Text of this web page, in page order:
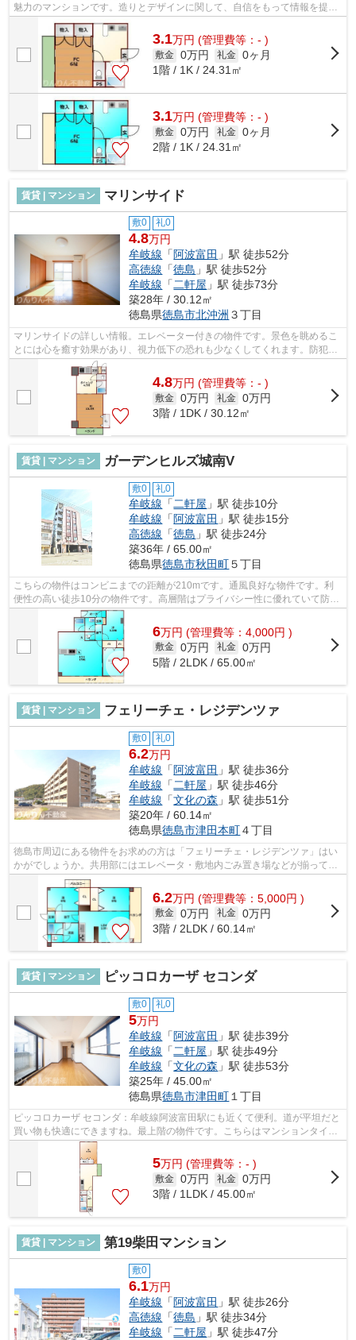
魅力のマンションです。造りとデザインに関して、自信をもって情報を提供
できるマンションです。敷地内ごみ置...
3.1万円 (管理費等：- )
敷金 0万円 礼金 0ヶ月
1階 / 1K / 24.31㎡
3.1万円 (管理費等：- )
敷金 0万円 礼金 0ヶ月
2階 / 1K / 24.31㎡
賃貸 | マンション マリンサイド
敷0 礼0
4.8万円
牟岐線 「 阿波富田 」駅 徒歩52分
高徳線 「徳島 」駅 徒歩52分
牟岐線 「二軒屋 」駅 徒歩73分
築28年 / 30.12㎡
徳島県徳島市北沖洲 ３丁目
マリンサイドの詳しい情報。エレベーター付きの物件です。景色を眺めるこ
とには心を癒す効果があり、視力低下の恐れも少なくしてくれます。防犯対
策もバッチリなマンションタイプの物...
4.8万円 (管理費等：- )
敷金 0万円 礼金 0万円
3階 / 1DK / 30.12㎡
賃貸 | マンション ガーデンヒルズ城南V
敷0 礼0
牟岐線 「二軒屋 」駅 徒歩10分
牟岐線 「 阿波富田 」駅 徒歩15分
高徳線 「徳島 」駅 徒歩24分
築36年 / 65.00㎡
徳島県徳島市秋田町５丁目
こちらの物件はコンビニまでの距離が210mです。通風良好な物件です。利
便性の高い徒歩10分の物件です。高層階はプライバシー性に優れていて防犯
性にも安心の条件です。りんりん不動産...
6万円 (管理費等：4,000円 )
敷金 0万円 礼金 0万円
5階 / 2LDK / 65.00㎡
賃貸 | マンション フェリーチェ・レジデンツァ
敷0 礼0
6.2万円
牟岐線 「 阿波富田 」駅 徒歩36分
牟岐線 「 二軒屋 」駅 徒歩46分
牟岐線 「文化の森 」駅 徒歩51分
築20年 / 60.14㎡
徳島県徳島市津田本町４丁目
徳島市周辺にある物件をお求めの方は「フェリーチェ・レジデンツァ」はい
かがでしょうか。共用部にはエレベータ・敷地内ごみ置き場などが揃ってお
り、とても充実しています。防犯対策...
6.2万円 (管理費等：5,000円 )
敷金 0万円 礼金 0万円
3階 / 2LDK / 60.14㎡
賃貸 | マンション ピッコロカーザ セコンダ
敷0 礼0
5万円
牟岐線 「 阿波富田 」駅 徒歩39分
牟岐線 「 二軒屋 」駅 徒歩49分
牟岐線 「文化の森 」駅 徒歩53分
築25年 / 45.00㎡
徳島県徳島市津田町 １丁目
ピッコロカーザ セコンダ：牟岐線阿波富田駅にも近くて便利。道が平坦だと
買い物も快適にできますね。最上階の物件です。こちらはマンションタイプ
になります。徳島市エリアの賃貸情報...
5万円 (管理費等：- )
敷金 0万円 礼金 0万円
3階 / 1LDK / 45.00㎡
賃貸 | マンション 第19柴田マンション
敷0
6.1万円
牟岐線 「阿波富田 」駅 徒歩26分
高徳線 「徳島 」駅 徒歩34分
牟岐線 「二軒屋 」駅 徒歩47分